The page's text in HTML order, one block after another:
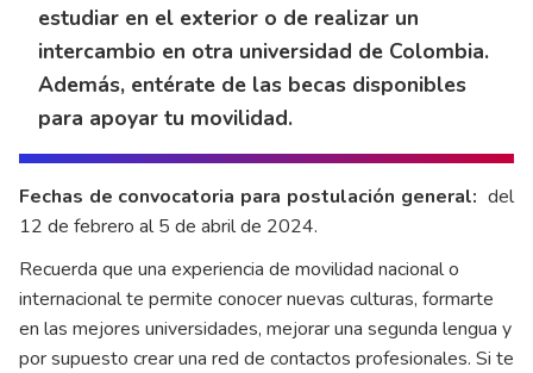
estudiar en el exterior o de realizar un
intercambio en otra universidad de Colombia.
Además, entérate de las becas disponibles
para apoyar tu movilidad.
Fechas de convocatoria para postulación general: del
12 de febrero al 5 de abril de 2024.
Recuerda que una experiencia de movilidad nacional o
internacional te permite conocer nuevas culturas, formarte
en las mejores universidades, mejorar una segunda lengua y
por supuesto crear una red de contactos profesionales. Si te